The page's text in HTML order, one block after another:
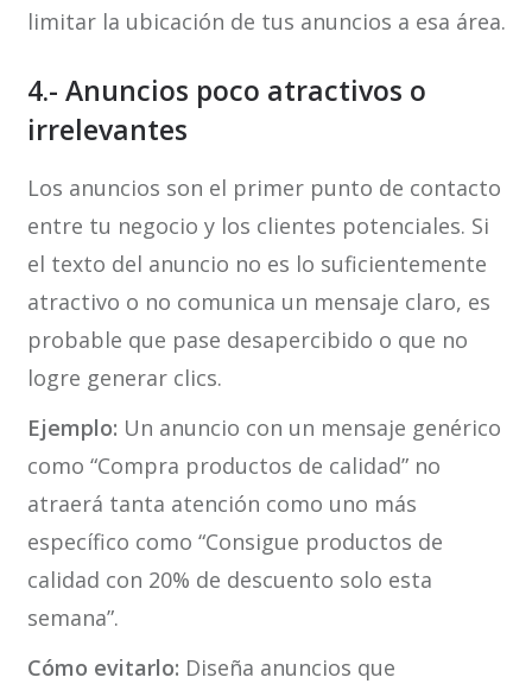
limitar la ubicación de tus anuncios a esa área.
4.- Anuncios poco atractivos o
irrelevantes
Los anuncios son el primer punto de contacto
entre tu negocio y los clientes potenciales. Si
el texto del anuncio no es lo suficientemente
atractivo o no comunica un mensaje claro, es
probable que pase desapercibido o que no
logre generar clics.
Ejemplo: Un anuncio con un mensaje genérico
como “Compra productos de calidad” no
atraerá tanta atención como uno más
específico como “Consigue productos de
calidad con 20% de descuento solo esta
semana”.
Cómo evitarlo: Diseña anuncios que